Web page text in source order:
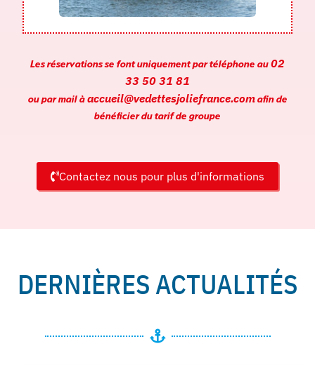
Les réservations se font uniquement par téléphone au02
33 50 31 81
ou par mail àaccueil@vedettesjoliefrance.comafin de
bénéficier du tarif de groupe
Contactez nous pour plus d'informations
DERNIÈRES ACTUALITÉS